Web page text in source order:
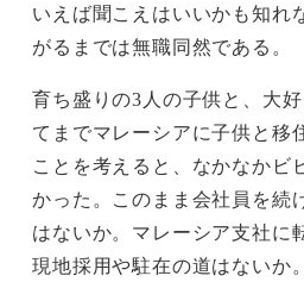
いえば聞こえはいいかも知れ
がるまでは無職同然である。
育ち盛りの3人の子供と、大
てまでマレーシアに子供と移
ことを考えると、なかなかビ
かった。このまま会社員を続
はないか。マレーシア支社に
現地採用や駐在の道はないか